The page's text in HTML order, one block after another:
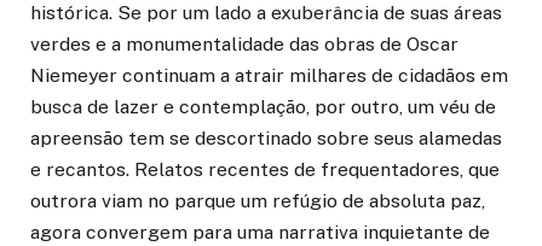
histórica. Se por um lado a exuberância de suas áreas
verdes e a monumentalidade das obras de Oscar
Niemeyer continuam a atrair milhares de cidadãos em
busca de lazer e contemplação, por outro, um véu de
apreensão tem se descortinado sobre seus alamedas
e recantos. Relatos recentes de frequentadores, que
outrora viam no parque um refúgio de absoluta paz,
agora convergem para uma narrativa inquietante de